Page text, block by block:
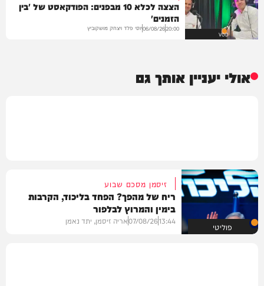
VOD
הצצה לכלא 10 מבפנים: הפודקאסט של 'בין
הזמנים'
20:00
06/08/26יוסי פלד ויצחק מושקוביץ
אולי יעניין אותך גם
פוליטי
זיסמן מסכם שבוע
ריח של מהפך? הפחד בליכוד, הקרבות
בימין והמרוץ לבלפור
13:44
07/08/26אריה זיסמן, יתד נאמן